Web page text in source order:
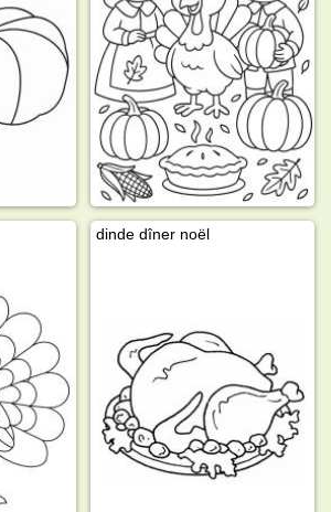
dinde dîner noël